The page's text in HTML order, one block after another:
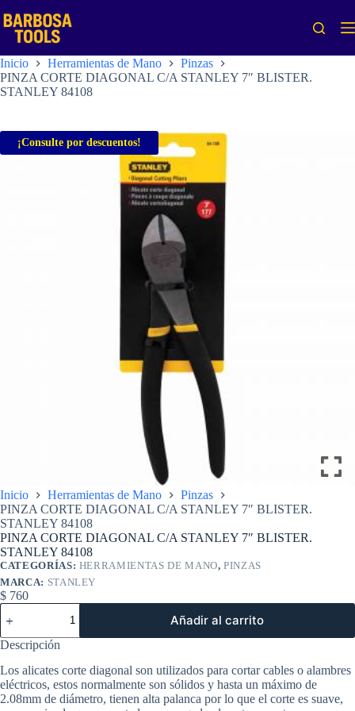
al
contenido
Inicio Herramientas de Mano
Pinzas
PINZA CORTE DIAGONAL C/A STANLEY 7″ BLISTER.
STANLEY 84108
¡Consulte por descuentos!
Inicio Herramientas de Mano
Pinzas
PINZA CORTE DIAGONAL C/A STANLEY 7″ BLISTER.
STANLEY 84108
PINZA CORTE DIAGONAL C/A STANLEY 7″ BLISTER.
STANLEY 84108
CATEGORÍAS: HERRAMIENTAS DE MANO,PINZAS
MARCA: STANLEY
$ 760
PINZA
CORTE
DIAGONAL
C/A
7"
BLISTER.
STANLEY
Añadir al carrito
Descripción
Los alicates corte diagonal son utilizados para cortar cables o alambres
eléctricos, estos normalmente son sólidos y hasta un máximo de
2.08mm de diámetro, tienen alta palanca por lo que el corte es suave,